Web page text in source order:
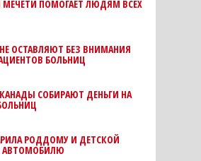
МЕЧЕТИ ПОМОГАЕТ ЛЮДЯМ ВСЕХ
ОСТАВЛЯЮТ БЕЗ ВНИМАНИЯ
БОЛЬНИЦ
СОБИРАЮТ ДЕНЬГИ НА
РОДДОМУ И ДЕТСКОЙ
АВТОМОБИЛЮ